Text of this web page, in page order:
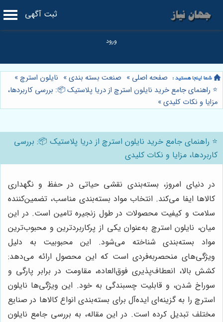
ثبت آگهی
صفحه اصلی » صنعت بسته بندی» نایلون استرچ»
⭐️ راهنمای جامع خرید نایلون استرچ از دریا پلاستیک 📦: بررسی کاربردها،
مزایا و نکات کلیدی»
⭐️ راهنمای جامع خرید نایلون استرچ از دریا پلاستیک 📦: بررسی
کاربردها، مزایا و نکات کلیدی
در دنیای امروز، بسته‌بندی نقشی حیاتی در حفظ و نگهداری
کالاها ایفا می‌کند. انتخاب مواد بسته‌بندی مناسب، تضمین‌کننده
سلامت و کیفیت محصولات در طول زنجیره تامین است. در این
میان، نایلون استرچ به‌عنوان یکی از پرکاربردترین و محبوب‌ترین
مواد بسته‌بندی شناخته می‌شود. این محبوبیت به دلیل
ویژگی‌های منحصربه‌فردی است که این محصول ارائه می‌دهد:
کشش بالا، انعطاف‌پذیری فوق‌العاده، مقاومت در برابر پارگی و
سوراخ شدن، و قابلیت چسبندگی به خود. این ویژگی‌ها نایلون
استرچ را به گزینه‌ای ایده‌آل برای بسته‌بندی انواع کالاها در صنایع
مختلف تبدیل کرده است. در این مقاله، به بررسی جامع نایلون